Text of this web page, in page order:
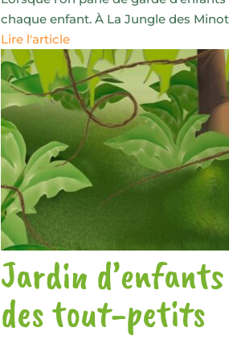
chaque enfant. À La Jungle des
Lire l'article
Jardin
des tout-petits